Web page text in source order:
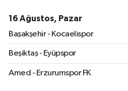
16 Ağustos, Pazar
Başakşehir - Kocaelispor
Beşiktaş - Eyüpspor
Amed - Erzurumspor FK